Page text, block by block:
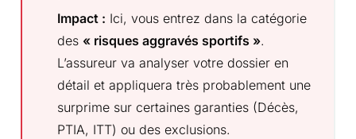
Impact : Ici, vous entrez dans la catégorie
des « risques aggravés sportifs ».
L’assureur va analyser votre dossier en
détail et appliquera très probablement une
surprime sur certaines garanties (Décès,
PTIA, ITT) ou des exclusions.